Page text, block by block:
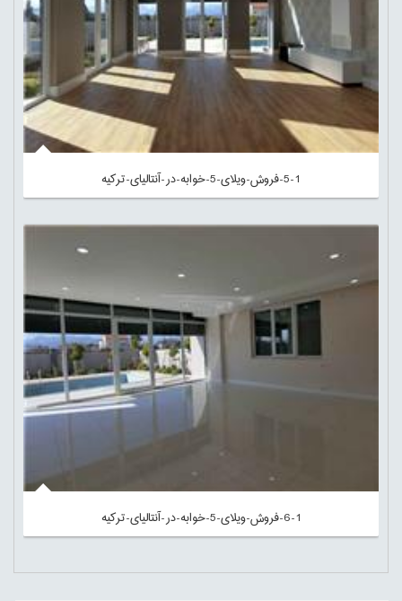
5-1-فروش-ویلای-5-خوابه-در-آنتالیای-ترکیه
6-1-فروش-ویلای-5-خوابه-در-آنتالیای-ترکیه